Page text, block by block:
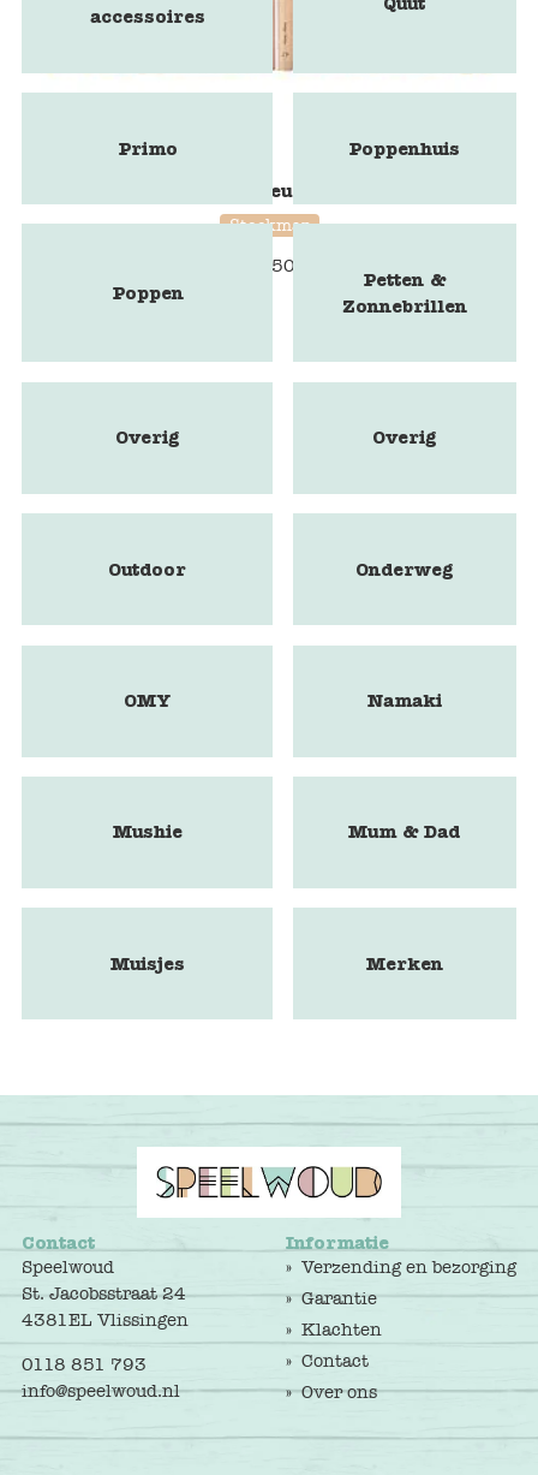
Stockmar kleurpotloden
Stockmar
1,50
accessoires
Primo Poppenhuis
Poppen
Petten &
Zonnebrillen
Overig Overig
Outdoor Onderweg
OMY Namaki
Mushie Mum & Dad
Muisjes Merken
Contact
Speelwoud
St. Jacobsstraat 24
4381EL Vlissingen
0118 851 793
info@speelwoud.nl
Informatie
Verzending en bezorging
Garantie
Klachten
Contact
Over ons